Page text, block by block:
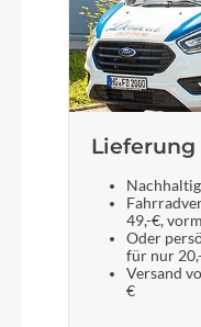
Shimano
Lieferung
49,-€,
Oder
für nur
Versand
€